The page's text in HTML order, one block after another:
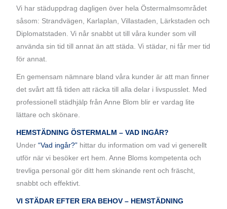
Vi har städuppdrag dagligen över hela Östermalmsområdet
såsom: Strandvägen, Karlaplan, Villastaden, Lärkstaden och
Diplomatstaden. Vi når snabbt ut till våra kunder som vill
använda sin tid till annat än att städa. Vi städar, ni får mer tid
för annat.
En gemensam nämnare bland våra kunder är att man finner
det svårt att få tiden att räcka till alla delar i livspusslet. Med
professionell städhjälp från Anne Blom blir er vardag lite
lättare och skönare.
HEMSTÄDNING ÖSTERMALM – VAD INGÅR?
Under“Vad ingår?” hittar du information om vad vi generellt
utför när vi besöker ert hem. Anne Bloms kompetenta och
trevliga personal gör ditt hem skinande rent och fräscht,
snabbt och effektivt.
VI STÄDAR EFTER ERA BEHOV – HEMSTÄDNING